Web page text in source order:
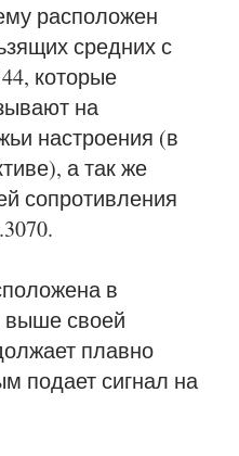
расположен
средних с
которые
на
настроения (в
а так же
сопротивления
в
выше своей
плавно
подает сигнал на